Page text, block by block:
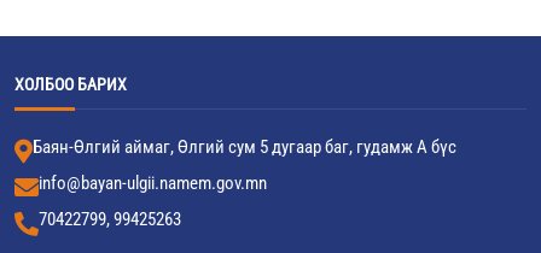
ХОЛБОО БАРИХ
Баян-Өлгий аймаг, Өлгий сум 5 дугаар баг, гудамж А бүс
info@bayan-ulgii.namem.gov.mn
70422799, 99425263